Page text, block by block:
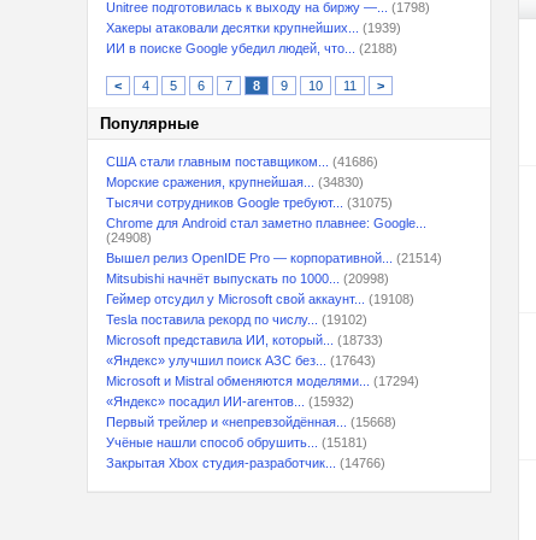
Unitree подготовилась к выходу на биржу —...
(1798)
Хакеры атаковали десятки крупнейших...
(1939)
ИИ в поиске Google убедил людей, что...
(2188)
< 4 5 6 7 8 9 10 11 >
Популярные
США стали главным поставщиком...
(41686)
Морские сражения, крупнейшая...
(34830)
Тысячи сотрудников Google требуют...
(31075)
Chrome для Android стал заметно плавнее: Google...
(24908)
Вышел релиз OpenIDE Pro — корпоративной...
(21514)
Mitsubishi начнёт выпускать по 1000...
(20998)
Геймер отсудил у Microsoft свой аккаунт...
(19108)
Tesla поставила рекорд по числу...
(19102)
Microsoft представила ИИ, который...
(18733)
«Яндекс» улучшил поиск АЗС без...
(17643)
Microsoft и Mistral обменяются моделями...
(17294)
«Яндекс» посадил ИИ-агентов...
(15932)
Первый трейлер и «непревзойдённая...
(15668)
Учёные нашли способ обрушить...
(15181)
Закрытая Xbox студия-разработчик...
(14766)